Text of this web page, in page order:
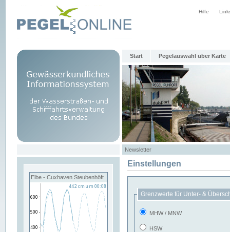
Hilfe
Start Pegelauswahl über Karte
Newsletter
Elbe - Cuxhaven Steubenhöft
Einstellungen
Grenzwerte für Unter- &
MHW / MNW
HSW